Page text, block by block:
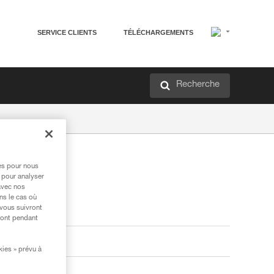
SERVICE CLIENTS TÉLÉCHARGEMENTS
Recherche
pour nous
analyser
nos
le cas où
suivront
pendant
» prévu à